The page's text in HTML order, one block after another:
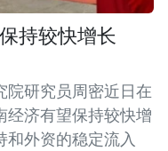
持较快增长
院研究员周密近日在
经济有望保持较快增
外资的稳定流入